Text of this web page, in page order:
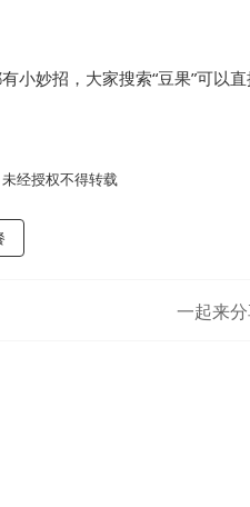
小妙招，大家搜索“豆果”可以
经授权不得转载
一起来